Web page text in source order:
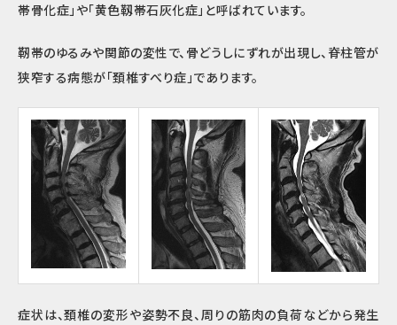
帯骨化症」や「黄色靱帯石灰化症」と呼ばれています。
靭帯のゆるみや関節の変性で、骨どうしにずれが出現し、脊柱管が
狭窄する病態が「頚椎すべり症」であります。
症状は、頚椎の変形や姿勢不良、周りの筋肉の負荷などから発生